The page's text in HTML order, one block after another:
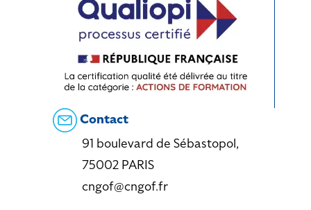
Contact
91 boulevard de Sébastopol,
75002 PARIS
cngof@cngof.fr